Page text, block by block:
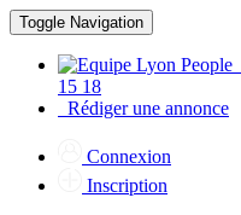
Toggle Navigation
15 18
Rédiger une annonce
Connexion
Inscription